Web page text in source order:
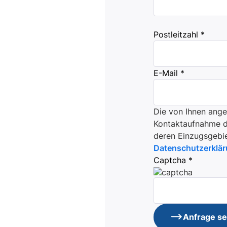
Postleitzahl *
E-Mail *
Die von Ihnen
Kontaktaufnahme
deren
Captcha *
Anfrage